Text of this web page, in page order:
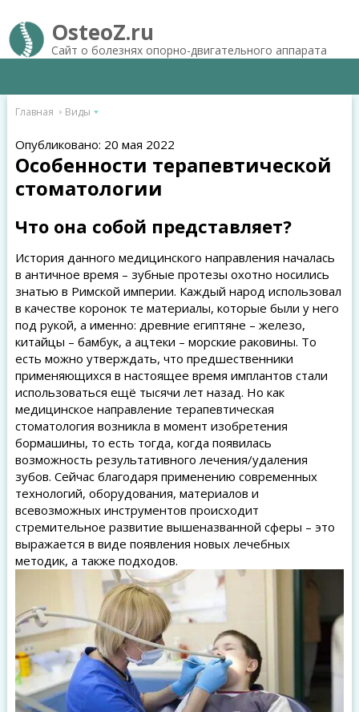
OsteoZ.ru
Сайт о болезнях опорно-двигательного аппарата
Главная Виды
Опубликовано: 20 мая 2022
Особенности терапевтической
стоматологии
Что она собой представляет?
История данного медицинского направления началась
в античное время – зубные протезы охотно носились
знатью в Римской империи. Каждый народ использовал
в качестве коронок те материалы, которые были у него
под рукой, а именно: древние египтяне – железо,
китайцы – бамбук, а ацтеки – морские раковины. То
есть можно утверждать, что предшественники
применяющихся в настоящее время имплантов стали
использоваться ещё тысячи лет назад. Но как
медицинское направление терапевтическая
стоматология возникла в момент изобретения
бормашины, то есть тогда, когда появилась
возможность результативного лечения/удаления
зубов. Сейчас благодаря применению современных
технологий, оборудования, материалов и
всевозможных инструментов происходит
стремительное развитие вышеназванной сферы – это
выражается в виде появления новых лечебных
методик, а также подходов.